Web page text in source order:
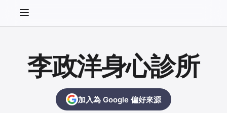
李政洋身心診所
加入為 Google 偏好來源